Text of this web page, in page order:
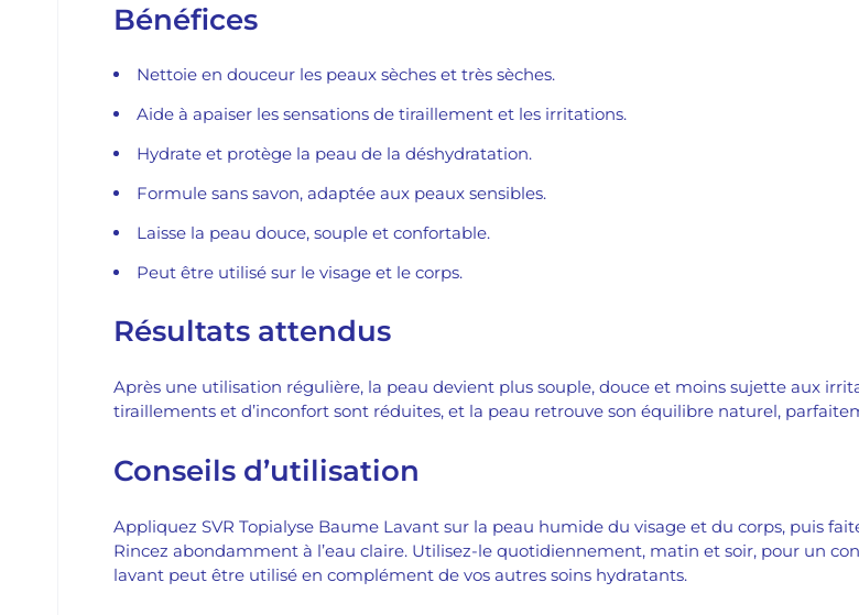
Bénéfices
Nettoie en douceur les peaux sèches et très sèches.
Aide à apaiser les sensations de tiraillement et les irritations.
Hydrate et protège la peau de la déshydratation.
Formule sans savon, adaptée aux peaux sensibles.
Laisse la peau douce, souple et confortable.
Peut être utilisé sur le visage et le corps.
Résultats attendus
Après une utilisation régulière, la peau devient plus souple, douce et moins sujette aux
tiraillements et d’inconfort sont réduites, et la peau retrouve son équilibre naturel,
Conseils d’utilisation
Appliquez SVR Topialyse Baume Lavant sur la peau humide du visage et du corps, puis
Rincez abondamment à l’eau claire. Utilisez-le quotidiennement, matin et soir, pour un
lavant peut être utilisé en complément de vos autres soins hydratants.